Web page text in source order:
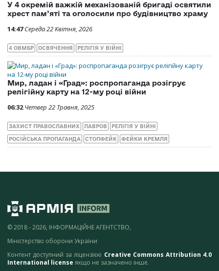
У 4 окремій важкій механізованій бригаді освятили
хрест пам’яті та оголосили про будівництво храму
14:47 Середа 22 Квітня, 2026
4 ОВМБР ОСВЯЧЕННЯ РЕЛІГІЯ У ВІЙНІ
Мир, ладан і «Град»: роспропаганда розігрує
релігійну карту на 12-му році війни
06:32 Четвер 22 Травня, 2025
ЗАХИСТ ПРАВОСЛАВНИХ ЛАВРОВ РЕЛІГІЯ У ВІЙНІ
РОСІЙСЬКА ПРОПАГАНДА СТОПФЕЙК ФЕЙКИ КРЕМЛЯ
© 2018 - 2026, ІНФОРМАЦІЙНЕ АГЕНТСТВО,
Міністерство оборони України
Контент доступний за ліцензією Creative Commons Attribution 4.0
International license якщо не зазначено інше.